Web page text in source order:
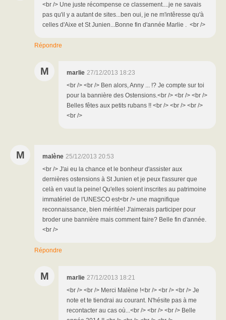
<br /> Une juste récompense ce classement....je ne savais
pas qu'il y a autant de sites...ben oui, je ne m'intêresse qu'à
celles d'Aixe et St Junien...Bonne fin d'année Marlie . <br />
Répondre
M marlie 27/12/2013 18:23
<br /> <br /> Ben alors, Anny ... !? Je compte sur toi
pour la bannière des Ostensions.<br /> <br /> <br />
Belles fêtes aux petits rubans !! <br /> <br /> <br />
<br />
M malène 25/12/2013 20:53
<br /> J'ai eu la chance et le bonheur d'assister aux
dernières ostensions à St Junien et je peux t'assurer que
celà en vaut la peine! Qu'elles soient inscrites au patrimoine
immatériel de l'UNESCO est<br /> une magnifique
reconnaissance, bien méritée! J'aimerais participer pour
broder une bannière mais comment faire? Belle fin d'année.
<br />
Répondre
M marlie 27/12/2013 18:21
<br /> <br /> Merci Malène !<br /> <br /> <br /> Je
note et te tiendrai au courant. N'hésite pas à me
recontacter au cas où...<br /> <br /> <br /> Belle